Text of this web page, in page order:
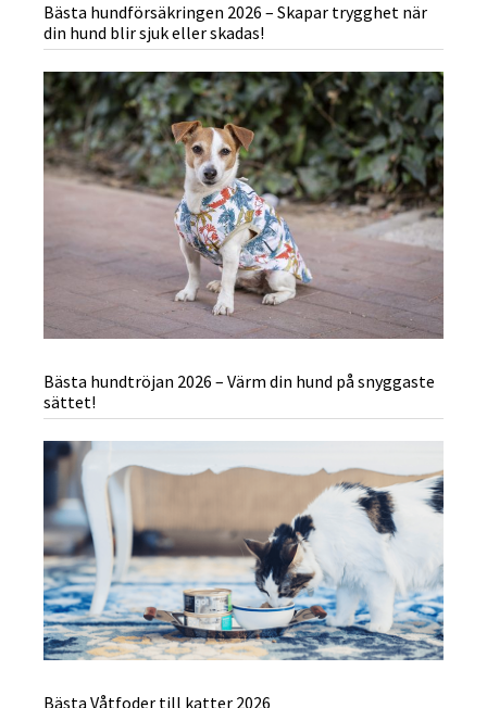
Bästa hundförsäkringen 2026 – Skapar trygghet när
din hund blir sjuk eller skadas!
Bästa hundtröjan 2026 – Värm din hund på snyggaste
sättet!
Bästa Våtfoder till katter 2026